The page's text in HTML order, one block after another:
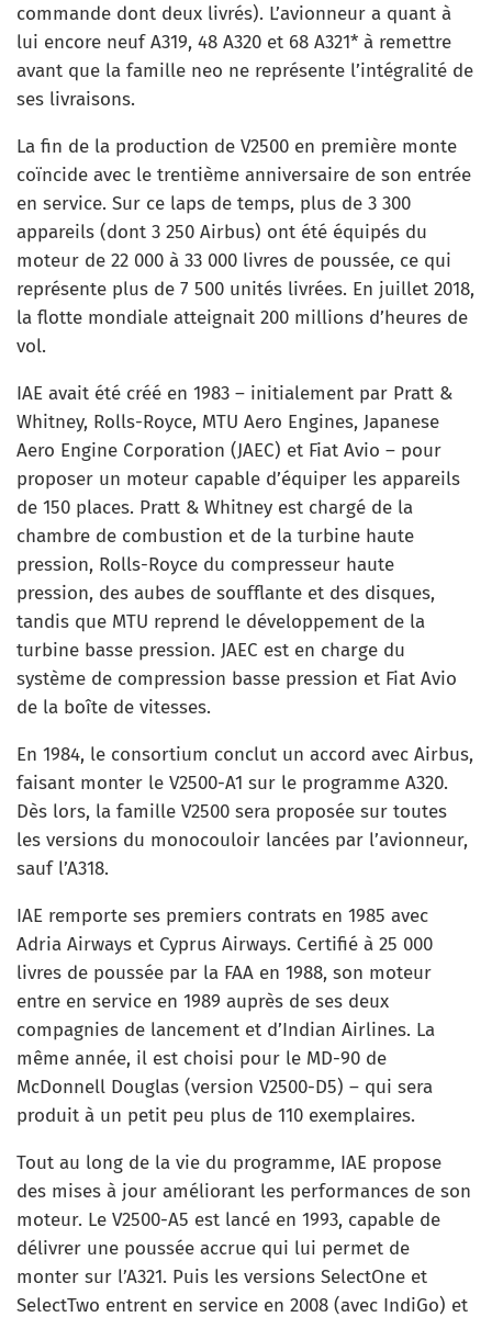
commande dont deux livrés). L’avionneur a quant à
lui encore neuf A319, 48 A320 et 68 A321* à remettre
avant que la famille neo ne représente l’intégralité de
ses livraisons.
La fin de la production de V2500 en première monte
coïncide avec le trentième anniversaire de son entrée
en service. Sur ce laps de temps, plus de 3 300
appareils (dont 3 250 Airbus) ont été équipés du
moteur de 22 000 à 33 000 livres de poussée, ce qui
représente plus de 7 500 unités livrées. En juillet 2018,
la flotte mondiale atteignait 200 millions d’heures de
vol.
IAE avait été créé en 1983 – initialement par Pratt &
Whitney, Rolls-Royce, MTU Aero Engines, Japanese
Aero Engine Corporation (JAEC) et Fiat Avio – pour
proposer un moteur capable d’équiper les appareils
de 150 places. Pratt & Whitney est chargé de la
chambre de combustion et de la turbine haute
pression, Rolls-Royce du compresseur haute
pression, des aubes de soufflante et des disques,
tandis que MTU reprend le développement de la
turbine basse pression. JAEC est en charge du
système de compression basse pression et Fiat Avio
de la boîte de vitesses.
En 1984, le consortium conclut un accord avec Airbus,
faisant monter le V2500-A1 sur le programme A320.
Dès lors, la famille V2500 sera proposée sur toutes
les versions du monocouloir lancées par l’avionneur,
sauf l’A318.
IAE remporte ses premiers contrats en 1985 avec
Adria Airways et Cyprus Airways. Certifié à 25 000
livres de poussée par la FAA en 1988, son moteur
entre en service en 1989 auprès de ses deux
compagnies de lancement et d’Indian Airlines. La
même année, il est choisi pour le MD-90 de
McDonnell Douglas (version V2500-D5) – qui sera
produit à un petit peu plus de 110 exemplaires.
Tout au long de la vie du programme, IAE propose
des mises à jour améliorant les performances de son
moteur. Le V2500-A5 est lancé en 1993, capable de
délivrer une poussée accrue qui lui permet de
monter sur l’A321. Puis les versions SelectOne et
SelectTwo entrent en service en 2008 (avec IndiGo) et